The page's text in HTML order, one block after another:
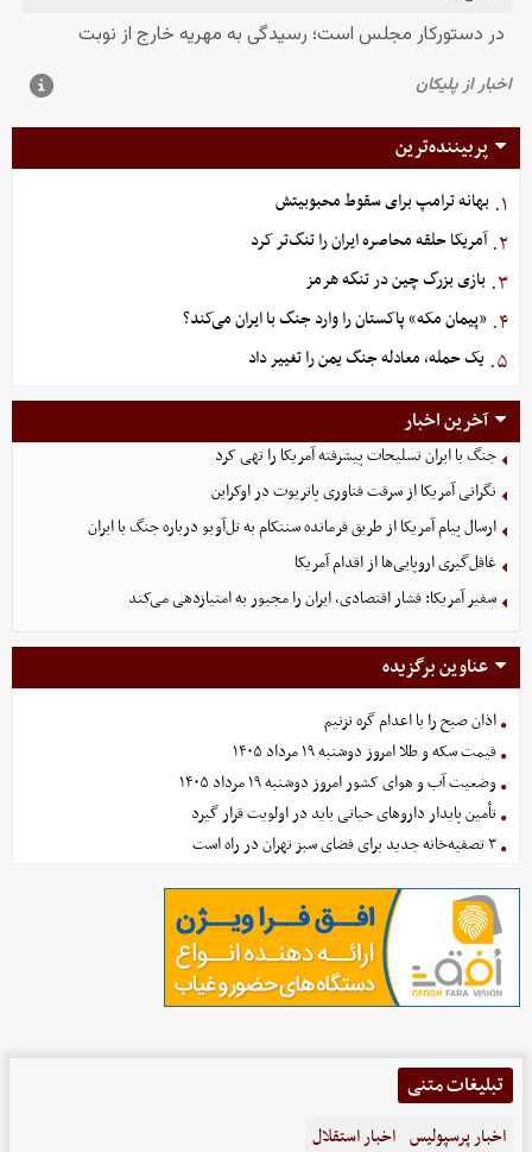
پربیننده‌ترین
۱. بهانه ترامپ برای سقوط محبوبیتش
۲. آمریکا حلقه محاصره ایران را تنگ‌تر کرد
۳. بازی بزرگ چین در تنگه هرمز
۴. «پیمان مکه» پاکستان را وارد جنگ با ایران می‌کند؟
۵. یک حمله، معادله جنگ یمن را تغییر داد
آخرین اخبار
جنگ با ایران تسلیحات پیشرفته آمریکا را تهی کرد
نگرانی آمریکا از سرقت فناوری پاتریوت در اوکراین
ارسال پیام آمریکا از طریق فرمانده سنتکام به تل‌آویو درباره جنگ با ایران
غافل‌گیری اروپایی‌ها از اقدام آمریکا
سفیر آمریکا: فشار اقتصادی، ایران را مجبور به امتیازدهی می‌کند
عناوین برگزیده
اذان صبح را با اعدام گره نزنیم
قیمت سکه و طلا امروز دوشنبه ۱۹ مرداد ۱۴۰۵
وضعیت آب و هوای کشور امروز دوشنبه ۱۹ مرداد ۱۴۰۵
تأمین پایدار داروهای حیاتی باید در اولویت قرار گیرد
۳ تصفیه‌خانه جدید برای فضای سبز تهران در راه است
تبلیغات متنی
اخبار پرسپولیس اخبار استقلال